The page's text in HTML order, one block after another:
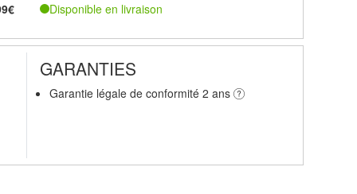
Disponible en livraison
GARANTIES
Garantie légale de conformité 2 ans